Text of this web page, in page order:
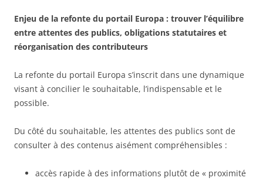
Enjeu de la refonte du portail Europa : trouver l’équilibre
entre attentes des publics, obligations statutaires et
réorganisation des contributeurs
La refonte du portail Europa s’inscrit dans une dynamique
visant à concilier le souhaitable, l’indispensable et le
possible.
Du côté du souhaitable, les attentes des publics sont de
consulter à des contenus aisément compréhensibles :
accès rapide à des informations plutôt de « proximité